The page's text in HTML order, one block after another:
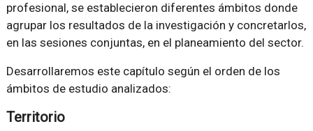
profesional, se establecieron diferentes ámbitos donde
agrupar los resultados de la investigación y concretarlos,
en las sesiones conjuntas, en el planeamiento del sector.
Desarrollaremos este capítulo según el orden de los
ámbitos de estudio analizados:
Territorio